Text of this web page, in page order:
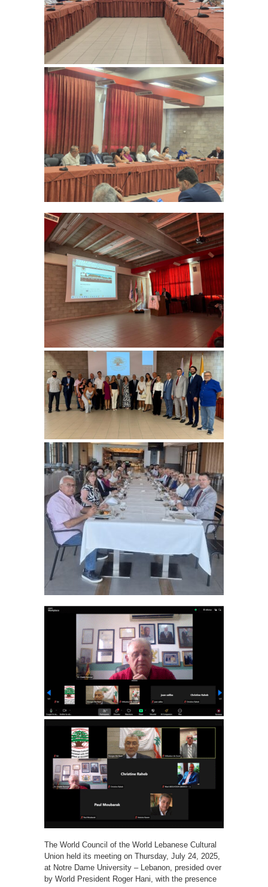
The World Council of the World Lebanese Cultural
Union held its meeting on Thursday, July 24, 2025,
at Notre Dame University – Lebanon, presided over
by World President Roger Hani, with the presence